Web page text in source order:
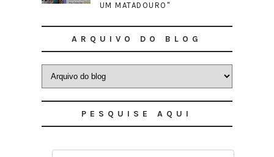
UM MATADOURO"
ARQUIVO DO BLOG
PESQUISE AQUI